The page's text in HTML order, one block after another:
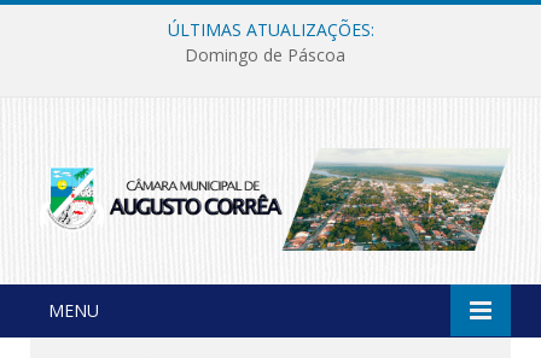
ÚLTIMAS ATUALIZAÇÕES:
Domingo de Páscoa
MENU